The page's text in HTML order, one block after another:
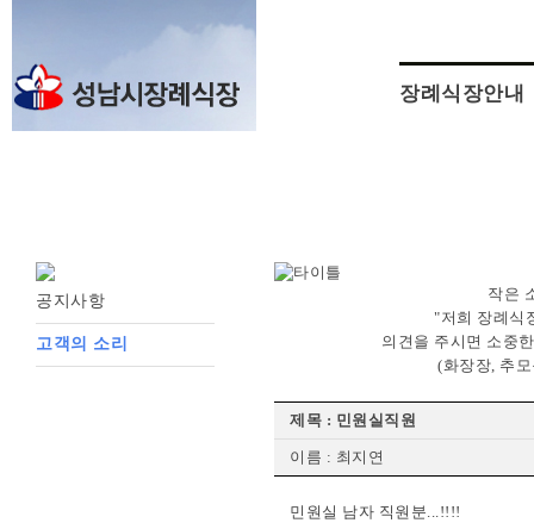
장례식장안내
공지사항
고객의 소리
작은
"저희 장례식
의견을 주시면 소중
(화장장, 추
제목 : 민원실직원
이름 : 최지연
민원실 남자 직원분...!!!!